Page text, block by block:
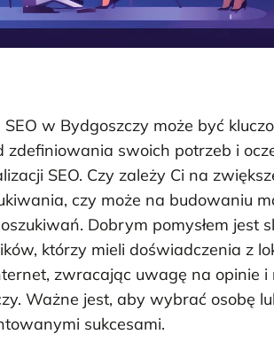
w Bydgoszczy może być
swoich potrzeb i
SEO. Czy zależy Ci na
czy może na budowaniu
Dobrym pomysłem jest
którzy mieli doświadczenia z
zwracając uwagę na opinie i
Ważne jest, aby wybrać osobę
sukcesami.